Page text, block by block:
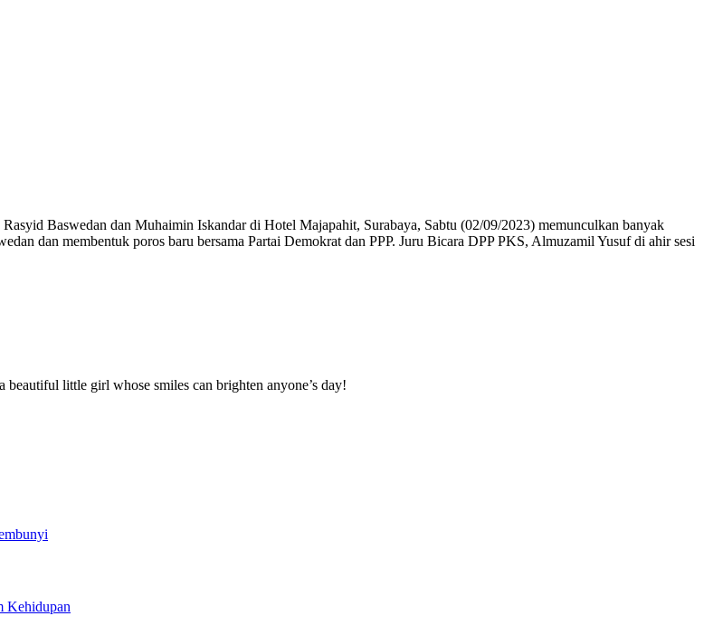
Baswedan dan Muhaimin Iskandar di Hotel Majapahit, Surabaya, Sabtu (02/09/2023) memunculkan banyak
dan membentuk poros baru bersama Partai Demokrat dan PPP. Juru Bicara DPP PKS, Almuzamil Yusuf di ahir sesi
little girl whose smiles can brighten anyone’s day!